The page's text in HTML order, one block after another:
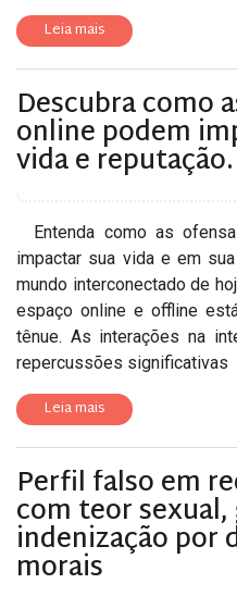
Leia mais
Descubra como
online podem
vida e reputação.
Entenda como as
impactar sua vida e em
mundo interconectado de
espaço online e offline
tênue. As interações na
repercussões significativas
Leia mais
Perfil falso em
com teor sexual,
indenização por
morais